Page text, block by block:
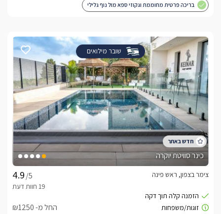
בריכה פרטית מחוממת וגקוזי ספא מול נוף גלילי
שובר מילואים
כינר סוויטת יוקרה
/5
צימר בצפון, ראש פינה
החל מ- ₪1250